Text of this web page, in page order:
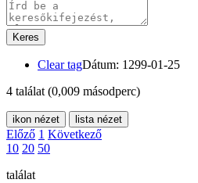
Keres
Clear tagDátum: 1299-01-25
4 találat (0,009 másodperc)
ikon nézet lista nézet
Előző 1 Következő
10 20 50
találat